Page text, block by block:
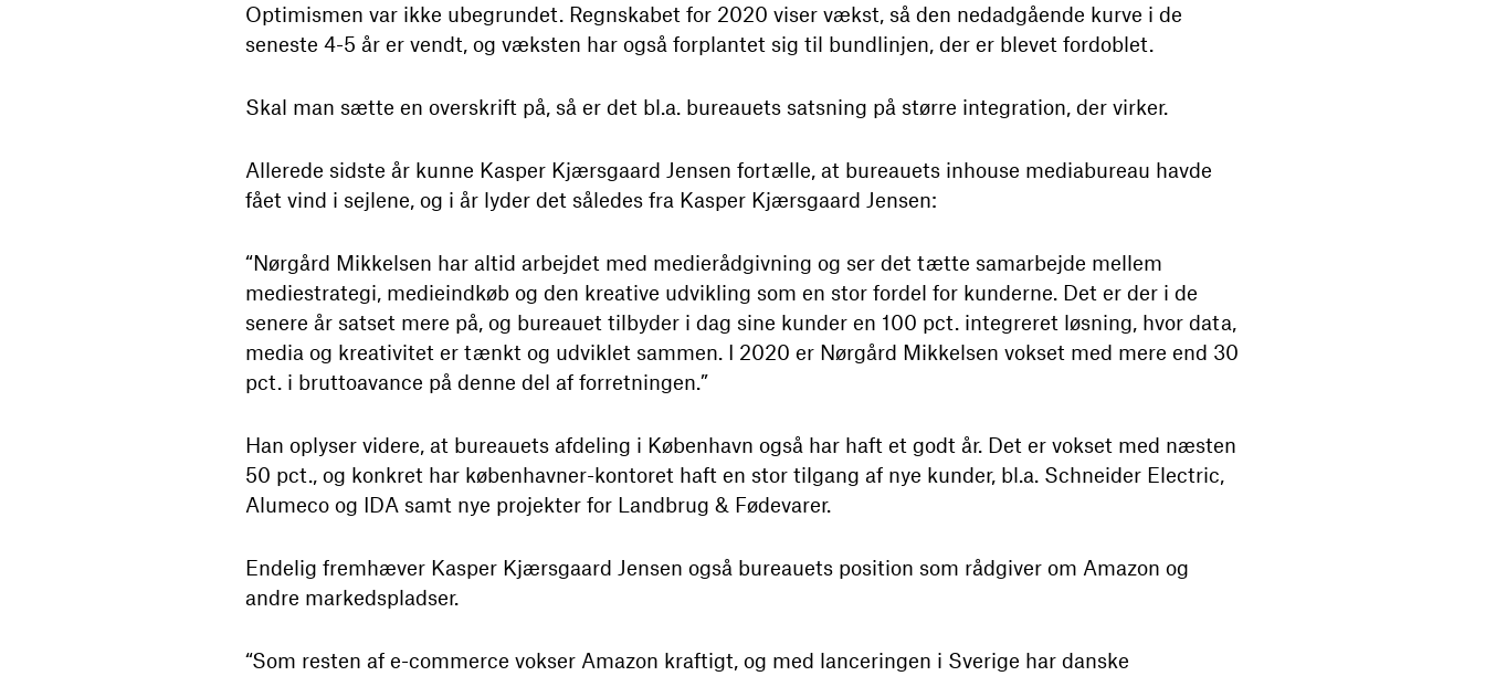
Optimismen var ikke ubegrundet. Regnskabet for 2020 viser vækst, så den nedadgående kurve i de
seneste 4-5 år er vendt, og væksten har også forplantet sig til bundlinjen, der er blevet fordoblet.
Skal man sætte en overskrift på, så er det bl.a. bureauets satsning på større integration, der virker.
Allerede sidste år kunne Kasper Kjærsgaard Jensen fortælle, at bureauets inhouse mediabureau havde
fået vind i sejlene, og i år lyder det således fra Kasper Kjærsgaard Jensen:
“Nørgård Mikkelsen har altid arbejdet med medierådgivning og ser det tætte samarbejde mellem
mediestrategi, medieindkøb og den kreative udvikling som en stor fordel for kunderne. Det er der i de
senere år satset mere på, og bureauet tilbyder i dag sine kunder en 100 pct. integreret løsning, hvor data,
media og kreativitet er tænkt og udviklet sammen. I 2020 er Nørgård Mikkelsen vokset med mere end 30
pct. i bruttoavance på denne del af forretningen.”
Han oplyser videre, at bureauets afdeling i København også har haft et godt år. Det er vokset med næsten
50 pct., og konkret har københavner-kontoret haft en stor tilgang af nye kunder, bl.a. Schneider Electric,
Alumeco og IDA samt nye projekter for Landbrug & Fødevarer.
Endelig fremhæver Kasper Kjærsgaard Jensen også bureauets position som rådgiver om Amazon og
andre markedspladser.
“Som resten af e-commerce vokser Amazon kraftigt, og med lanceringen i Sverige har danske